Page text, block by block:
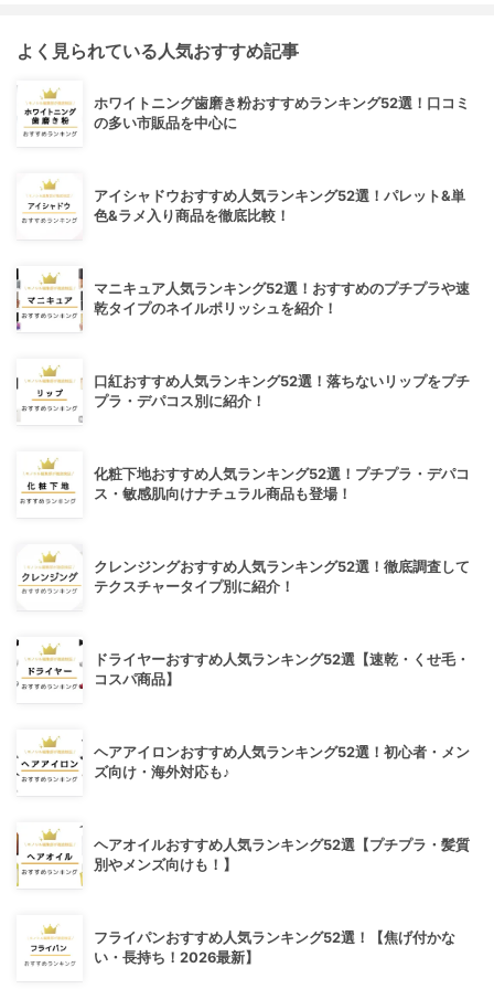
よく見られている人気おすすめ記事
ホワイトニング歯磨き粉おすすめランキング52選！口コミ
の多い市販品を中心に
アイシャドウおすすめ人気ランキング52選！パレット&単
色&ラメ入り商品を徹底比較！
マニキュア人気ランキング52選！おすすめのプチプラや速
乾タイプのネイルポリッシュを紹介！
口紅おすすめ人気ランキング52選！落ちないリップをプチ
プラ・デパコス別に紹介！
化粧下地おすすめ人気ランキング52選！プチプラ・デパコ
ス・敏感肌向けナチュラル商品も登場！
クレンジングおすすめ人気ランキング52選！徹底調査して
テクスチャータイプ別に紹介！
ドライヤーおすすめ人気ランキング52選【速乾・くせ毛・
コスパ商品】
ヘアアイロンおすすめ人気ランキング52選！初心者・メン
ズ向け・海外対応も♪
ヘアオイルおすすめ人気ランキング52選【プチプラ・髪質
別やメンズ向けも！】
フライパンおすすめ人気ランキング52選！【焦げ付かな
い・長持ち！2026最新】